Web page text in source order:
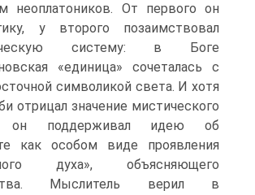
неоплатоников. От первого он
у второго позаимствовал
систему: в Боге
«единица» сочеталась с
символикой света. И хотя
отрицал значе­ние мистического
он поддерживал идею об
как особом виде проявления
духа», объясняющего
Мыслитель верил в